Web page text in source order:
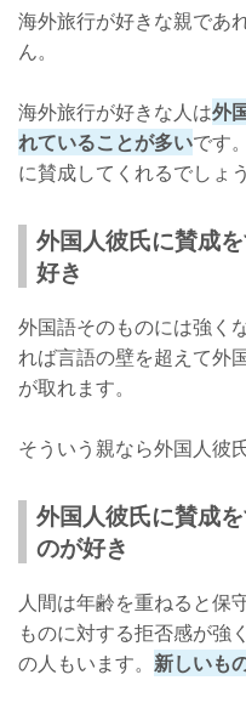
海外旅行が好きな親であ
ん。
海外旅行が好きな人は外
れていることが多いです
に賛成してくれるでしょう
外国人彼氏に賛成
好き
外国語そのものには強く
れば言語の壁を超えて外
が取れます。
そういう親なら外国人彼
外国人彼氏に賛成
のが好き
人間は年齢を重ねると保
ものに対する拒否感が強
の人もいます。 新しいも